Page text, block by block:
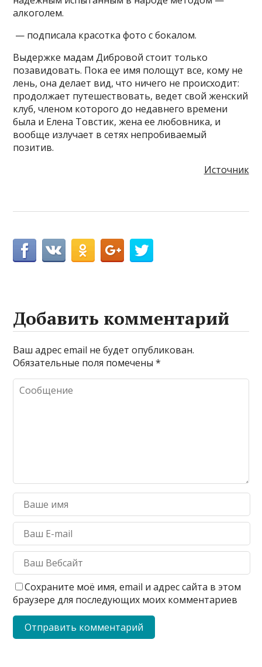
алкоголем.
— подписала красотка фото с бокалом.
Выдержке мадам Дибровой стоит только
позавидовать. Пока ее имя полощут все, кому не
лень, она делает вид, что ничего не происходит:
продолжает путешествовать, ведет свой женский
клуб, членом которого до недавнего времени
была и Елена Товстик, жена ее любовника, и
вообще излучает в сетях непробиваемый
позитив.
Источник
Добавить комментарий
Ваш адрес email не будет опубликован.
Обязательные поля помечены*
Сохраните моё имя, email и адрес сайта в этом
браузере для последующих моих комментариев